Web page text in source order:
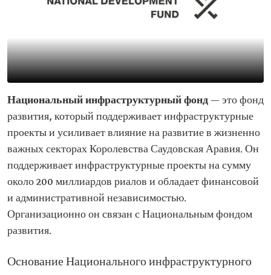
Национальный инфраструктурный фонд — это фонд
развития, который поддерживает инфраструктурные
проекты и усиливает влияние на развитие в жизненно
важных секторах Королевства Саудовская Аравия. Он
поддерживает инфраструктурные проекты на сумму
около 200 миллиардов риалов и обладает финансовой
и административной независимостью.
Организационно он связан с Национальным фондом
развития.
Основание Национального инфраструктурного